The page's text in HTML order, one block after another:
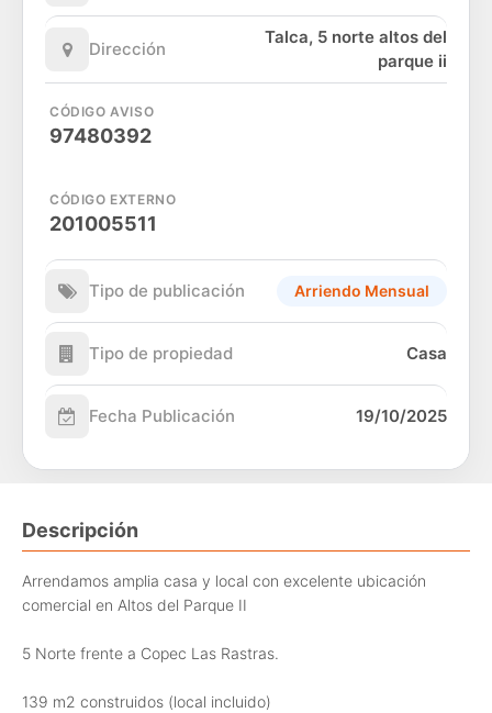
Dirección
Talca, 5 norte altos del
parque ii
CÓDIGO AVISO
97480392
CÓDIGO EXTERNO
201005511
Tipo de publicación Arriendo Mensual
Tipo de propiedad Casa
Fecha Publicación 19/10/2025
Descripción
Arrendamos amplia casa y local con excelente ubicación
comercial en Altos del Parque II
5 Norte frente a Copec Las Rastras.
139 m2 construidos (local incluido)